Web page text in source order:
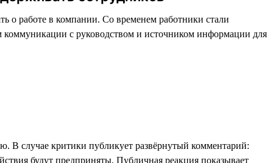
о работе в компании. Со временем работники стали
коммуникации с руководством и источником информации для
В случае критики публикует развёрнутый комментарий:
будут предприняты. Публичная реакция показывает